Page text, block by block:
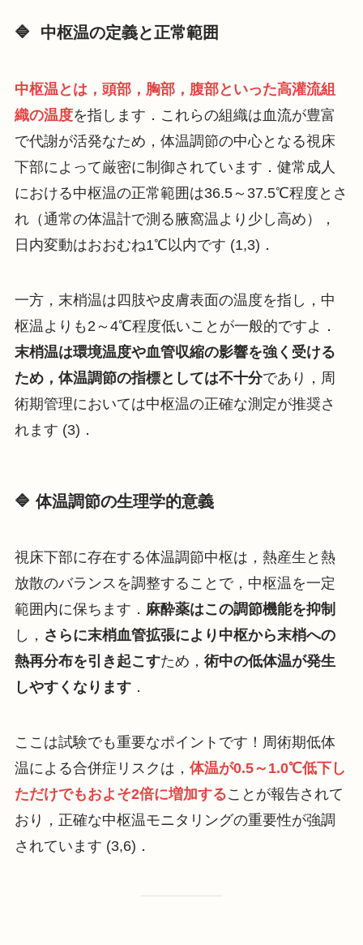
🔷 中枢温の定義と正常範囲
中枢温とは，頭部，胸部，腹部といった高灌流組
織の温度を指します．これらの組織は血流が豊富
で代謝が活発なため，体温調節の中心となる視床
下部によって厳密に制御されています．健常成人
における中枢温の正常範囲は36.5～37.5℃程度とさ
れ（通常の体温計で測る腋窩温より少し高め），
日内変動はおおむね1℃以内です (1,3)．
一方，末梢温は四肢や皮膚表面の温度を指し，中
枢温よりも2～4℃程度低いことが一般的ですよ．
末梢温は環境温度や血管収縮の影響を強く受ける
ため，体温調節の指標としては不十分であり，周
術期管理においては中枢温の正確な測定が推奨さ
れます (3)．
🔷 体温調節の生理学的意義
視床下部に存在する体温調節中枢は，熱産生と熱
放散のバランスを調整することで，中枢温を一定
範囲内に保ちます． 麻酔薬はこの調節機能を抑制
し， さらに末梢血管拡張により中枢から末梢への
熱再分布を引き起こすため， 術中の低体温が発生
しやすくなります．
ここは試験でも重要なポイントです！周術期低体
温による合併症リスクは， 体温が0.5～1.0℃低下し
ただけでもおよそ2倍に増加することが報告されて
おり，正確な中枢温モニタリングの重要性が強調
されています (3,6)．